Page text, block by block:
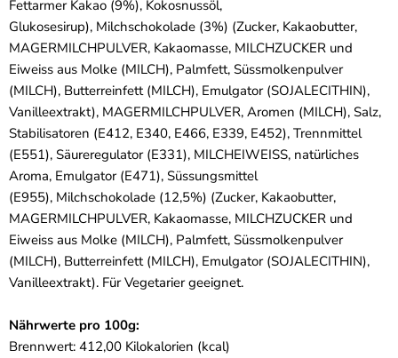
Fettarmer Kakao (9%), Kokosnussöl,
Glukosesirup), Milchschokolade (3%) (Zucker, Kakaobutter,
MAGERMILCHPULVER, Kakaomasse, MILCHZUCKER und
Eiweiss aus Molke (MILCH), Palmfett, Süssmolkenpulver
(MILCH), Butterreinfett (MILCH), Emulgator (SOJALECITHIN),
Vanilleextrakt), MAGERMILCHPULVER, Aromen (MILCH), Salz,
Stabilisatoren (E412, E340, E466, E339, E452), Trennmittel
(E551), Säureregulator (E331), MILCHEIWEISS, natürliches
Aroma, Emulgator (E471), Süssungsmittel
(E955), Milchschokolade (12,5%) (Zucker, Kakaobutter,
MAGERMILCHPULVER, Kakaomasse, MILCHZUCKER und
Eiweiss aus Molke (MILCH), Palmfett, Süssmolkenpulver
(MILCH), Butterreinfett (MILCH), Emulgator (SOJALECITHIN),
Vanilleextrakt). Für Vegetarier geeignet.
Nährwerte pro 100g:
Brennwert: 412,00 Kilokalorien (kcal)